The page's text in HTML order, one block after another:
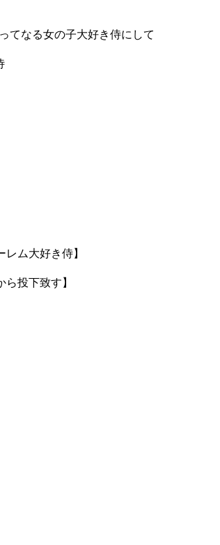
女の子大好き侍にして
好き侍】
致す】